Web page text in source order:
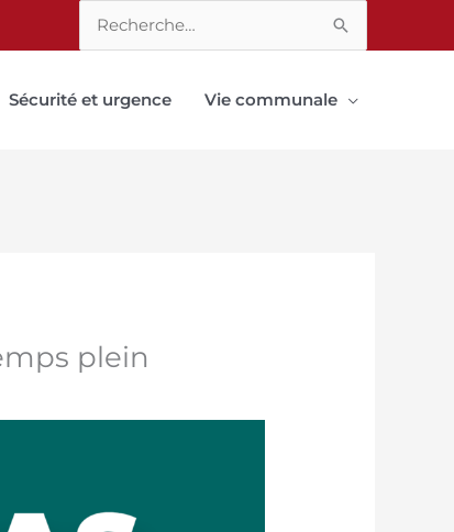
Rechercher :
Sécurité et urgence Vie communale
plein